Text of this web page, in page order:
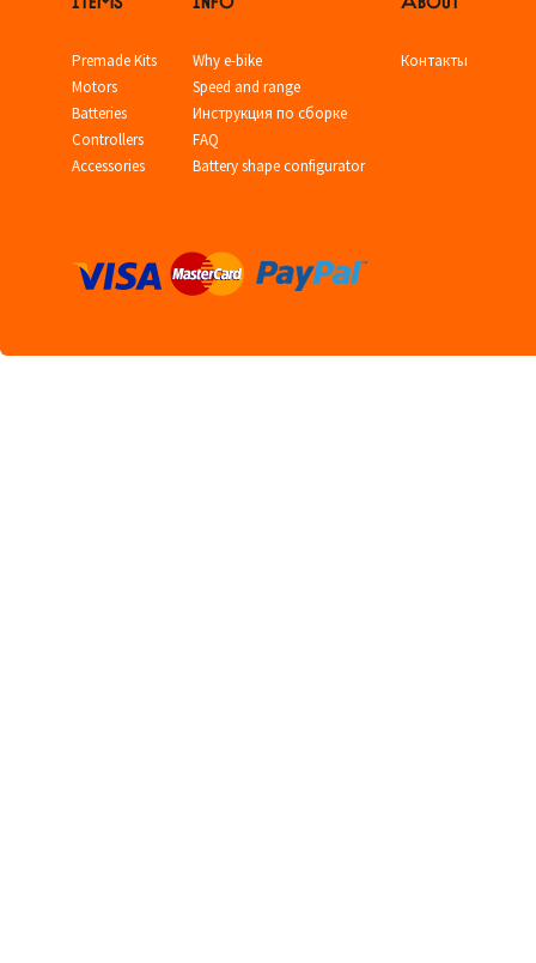
Premade Kits
Motors
Batteries
Controllers
Accessories
Why e-bike
Speed and range
Инструкция по сборке
FAQ
Battery shape configurator
Контакты